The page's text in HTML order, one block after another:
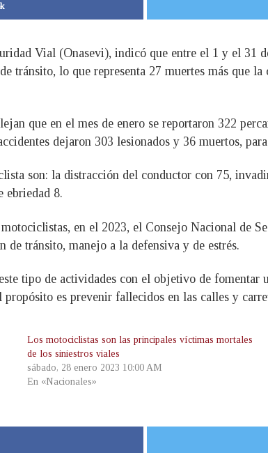
Vial (Onasevi), indicó que entre el 1 y el 31
tránsito, lo que representa 27 muertes más que
que en el mes de enero se reportaron 322
dejaron 303 lesionados y 36 muertos,
son: la distracción del conductor con 75,
ebriedad 8.
en el 2023, el Consejo Nacional de
de tránsito, manejo a la defensiva y de estrés.
tipo de actividades con el objetivo de
es prevenir fallecidos en las calles y
Los motociclistas son las principales víctimas mortales
de los siniestros viales
sábado, 28 enero 2023 10:00 AM
En «Nacionales»